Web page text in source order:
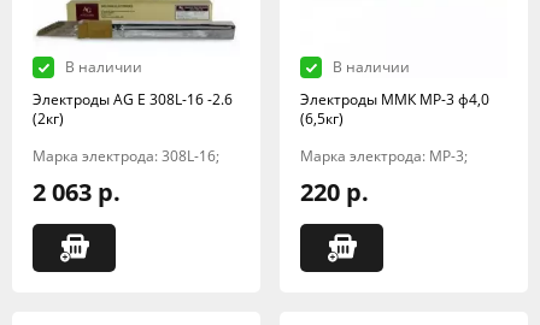
В наличии
Электроды AG E 308L-16 -2.6
(2кг)
Марка электрода: 308L-16;
2 063 р.
В наличии
Электроды ММК МР-3 ф4,0
(6,5кг)
Марка электрода: МР-3;
220 р.